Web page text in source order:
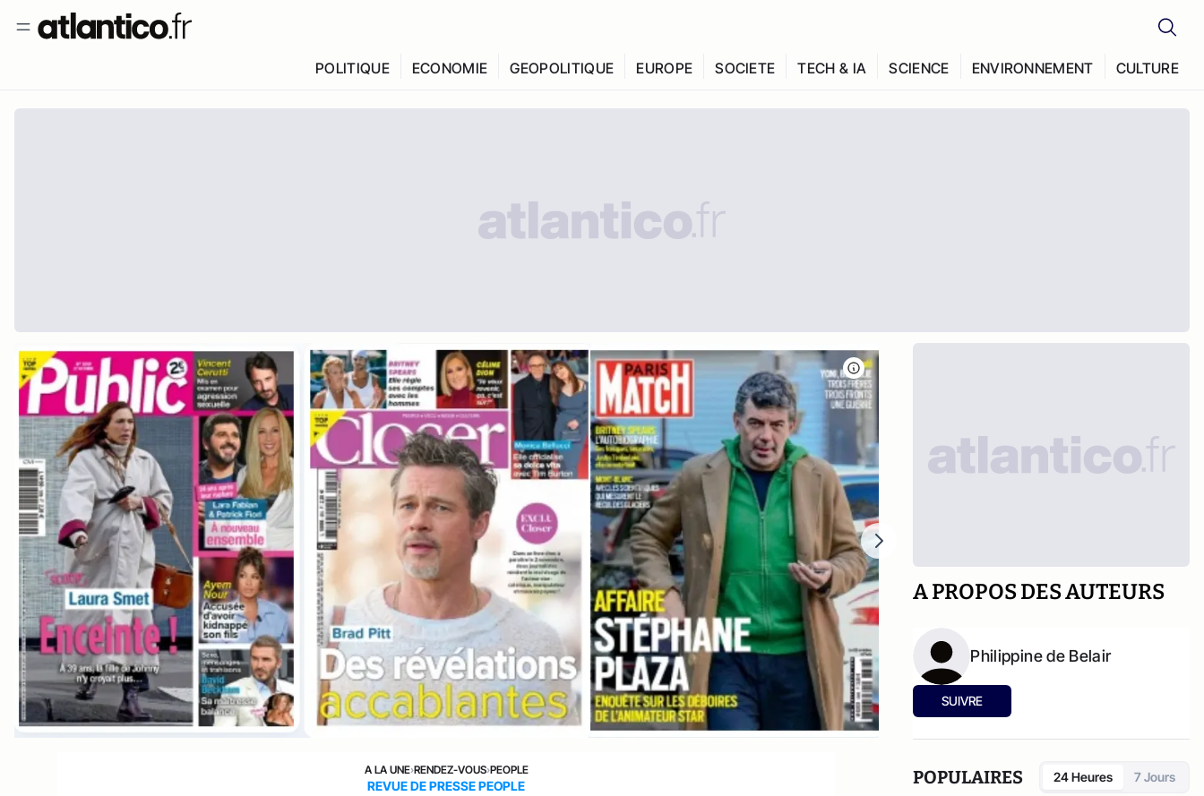
POLITIQUE ECONOMIE GEOPOLITIQUE EUROPE SOCIETE TECH & IA SCIENCE ENVIRONNEMENT CULTURE
A LA UNE›RENDEZ-VOUS›PEOPLE
REVUE DE PRESSE PEOPLE
A PROPOS DES AUTEURS
Philippine de Belair
SUIVRE
POPULAIRES 24 Heures 7 Jours